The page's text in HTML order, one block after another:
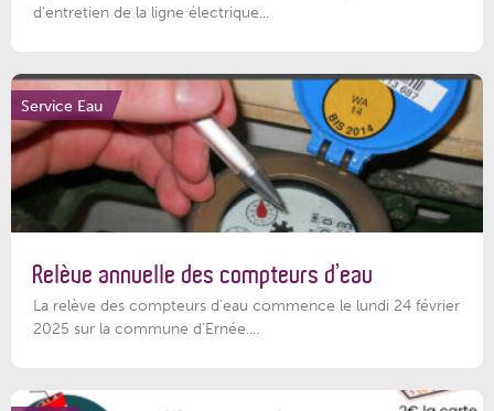
d'entretien de la ligne électrique...
Service Eau
Relève annuelle des compteurs d’eau
La relève des compteurs d'eau commence le lundi 24 février
2025 sur la commune d’Ernée....